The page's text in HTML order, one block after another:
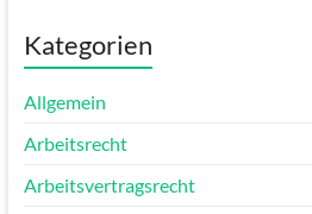
Kategorien
Allgemein
Arbeitsrecht
Arbeitsvertragsrecht